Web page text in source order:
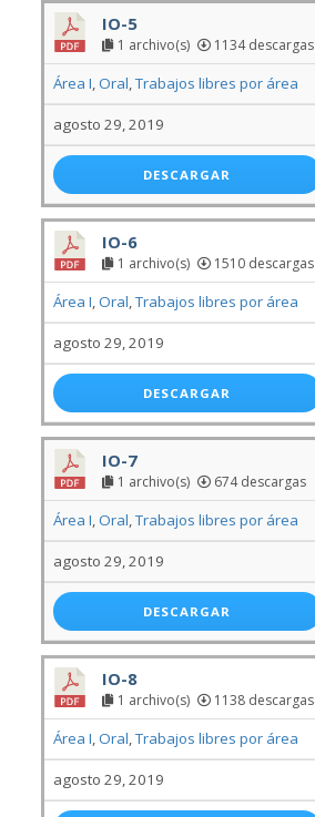
IO-5
1 archivo(s) 1134 descargas
Área I,Oral,Trabajos libres por área
agosto 29, 2019
DESCARGAR
IO-6
1 archivo(s) 1510 descargas
Área I,Oral,Trabajos libres por área
agosto 29, 2019
DESCARGAR
IO-7
1 archivo(s) 674 descargas
Área I,Oral,Trabajos libres por área
agosto 29, 2019
DESCARGAR
IO-8
1 archivo(s) 1138 descargas
Área I,Oral,Trabajos libres por área
agosto 29, 2019